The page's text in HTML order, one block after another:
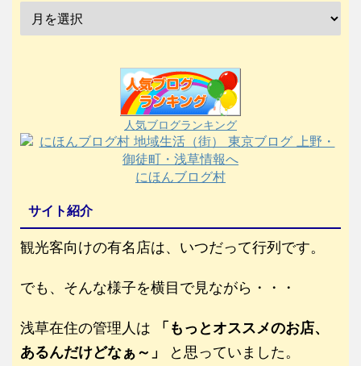
人気ブログランキング
にほんブログ村
サイト紹介
観光客向けの有名店は、いつだって行列です。
でも、そんな様子を横目で見ながら・・・
浅草在住の管理人は
「もっとオススメのお店、
あるんだけどなぁ～」
と思っていました。